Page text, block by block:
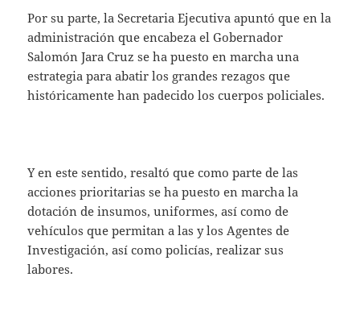
Por su parte, la Secretaria Ejecutiva apuntó que en la
administración que encabeza el Gobernador
Salomón Jara Cruz se ha puesto en marcha una
estrategia para abatir los grandes rezagos que
históricamente han padecido los cuerpos policiales.
Y en este sentido, resaltó que como parte de las
acciones prioritarias se ha puesto en marcha la
dotación de insumos, uniformes, así como de
vehículos que permitan a las y los Agentes de
Investigación, así como policías, realizar sus
labores.